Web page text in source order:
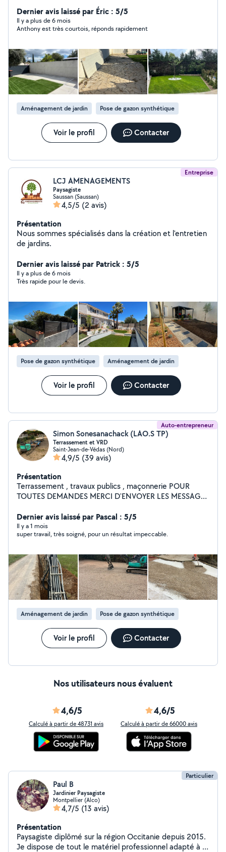
photos de mes realisations, n'hesitez pas à me solliciter,
je suis diplomé, O7.77.2O.25.81 AUPAYSAGE.
Dernier avis laissé par Éric : 5/5
Il y a plus de 6 mois
Anthony est très courtois, réponds rapidement
Aménagement de jardin Pose de gazon synthétique
Voir le profil Contacter
Entreprise
LCJ AMENAGEMENTS
Paysagiste
Saussan (Saussan)
4,5/5 (2 avis)
Présentation
Nous sommes spécialisés dans la création et l'entretien
de jardins.
Dernier avis laissé par Patrick : 5/5
Il y a plus de 6 mois
Très rapide pour le devis.
Pose de gazon synthétique Aménagement de jardin
Voir le profil Contacter
Auto-entrepreneur
Simon Sonesanachack (LAO.S TP)
Terrassement et VRD
Saint-Jean-de-Védas (Nord)
4,9/5 (39 avis)
Présentation
Terrassement , travaux publics , maçonnerie POUR
TOUTES DEMANDES MERCI D'ENVOYER LES MESSAGES
Dernier avis laissé par Pascal : 5/5
Il y a 1 mois
super travail, très soigné, pour un résultat impeccable.
Aménagement de jardin Pose de gazon synthétique
Voir le profil Contacter
Nos utilisateurs nous évaluent
4,6/5
Calculé à partir de 48731 avis
4,6/5
Calculé à partir de 66000 avis
Particulier
Paul B
Jardinier Paysagiste
Montpellier (Alco)
4,7/5 (13 avis)
Présentation
Paysagiste diplômé sur la région Occitanie depuis 2015.
Je dispose de tout le matériel professionnel adapté à la